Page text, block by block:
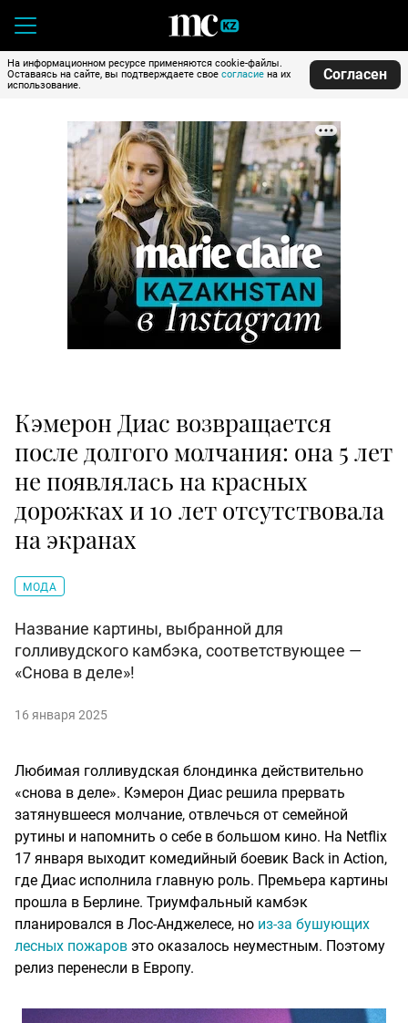
На информационном ресурсе применяются cookie-файлы.
Оставаясь на сайте, вы подтверждаете свое согласие на их
использование.
Согласен
Кэмерон Диас возвращается
после долгого молчания: она 5 лет
не появлялась на красных
дорожках и 10 лет отсутствовала
на экранах
МОДА
Название картины, выбранной для
голливудского камбэка, соответствующее —
«Снова в деле»!
16 января 2025
Любимая голливудская блондинка действительно
«снова в деле». Кэмерон Диас решила прервать
затянувшееся молчание, отвлечься от семейной
рутины и напомнить о себе в большом кино. На Netflix
17 января выходит комедийный боевик Back in Action,
где Диас исполнила главную роль. Премьера картины
прошла в Берлине. Триумфальный камбэк
планировался в Лос-Анджелесе, но из-за бушующих
лесных пожаров это оказалось неуместным. Поэтому
релиз перенесли в Европу.